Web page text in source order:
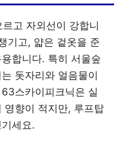
고 자외선이 강합니
기고, 얇은 겉옷을 준
합니다. 특히 서울숲
돗자리와 얼음물이
스카이피크닉은 실
영향이 적지만, 루프탑
세요.